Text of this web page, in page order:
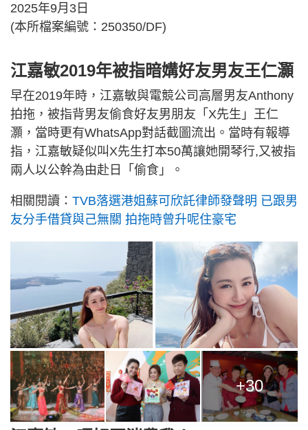
2025年9月3日
(本所檔案編號：250350/DF)
江嘉敏2019年被指暗媾好友男友王仁灝
早在2019年時，江嘉敏與電競公司高層男友Anthony
拍拖，被指背男友偷食好友男朋友「X先生」王仁
灝，當時更有WhatsApp對話截圖流出。當時有報導
指，江嘉敏疑似叫X先生打本50萬讓她開琴行,又被指
兩人以公幹為由赴日「偷食」。
相關閱讀： TVB落選港姐蘇可欣託律師發聲明 已跟男
友分手借貸與己無關 拍拖時曾升呢住豪宅
+30